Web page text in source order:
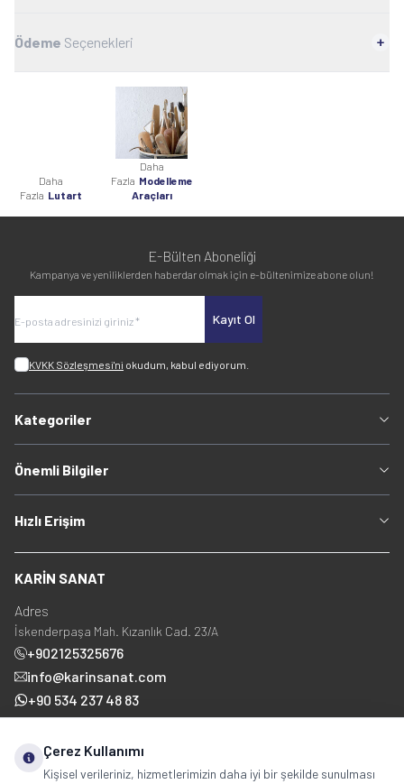
Ödeme Seçenekleri
Daha
Fazla Lutart
Daha
Fazla Modelleme
Araçları
E-Bülten Aboneliği
Kampanya ve yeniliklerden haberdar olmak için e-bültenimize abone olun!
Kayıt Ol
KVKK Sözleşmesi'ni okudum, kabul ediyorum.
Kategoriler
Önemli Bilgiler
Hızlı Erişim
KARİN SANAT
Adres
İskenderpaşa Mah. Kızanlık Cad. 23/A
+902125325676
info@karinsanat.com
+90 534 237 48 83
Çerez Kullanımı
Kişisel verileriniz, hizmetlerimizin daha iyi bir şekilde sunulması